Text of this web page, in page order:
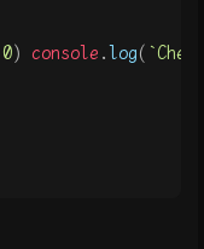
0) console .log(